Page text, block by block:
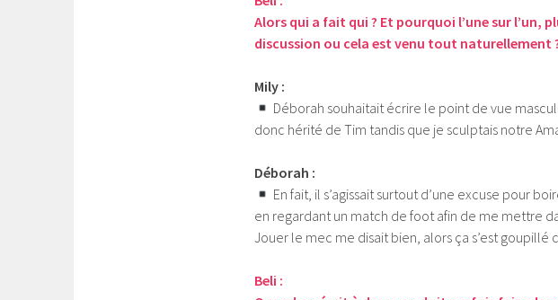
Alors qui a fait qui ? Et pourquoi l’une sur l’un,
discussion ou cela est venu tout naturellement
Mily :
Déborah souhaitait écrire le point de vue
donc hérité de Tim tandis que je sculptais notre
Déborah :
En fait, il s’agissait surtout d’une excuse pour
en regardant un match de foot afin de me mettre
Jouer le mec me disait bien, alors ça s’est goupillé
Beli :